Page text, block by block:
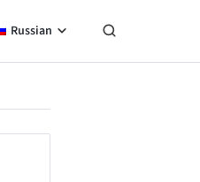
Russian